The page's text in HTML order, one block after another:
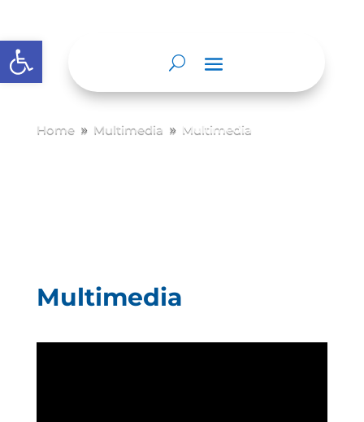
Abrir barra de herramientas
Home 9 Multimedia 9 Multimedia
Multimedia